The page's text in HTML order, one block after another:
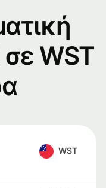
σε WST
WST